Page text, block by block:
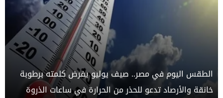
الطقس اليوم في مصر.. صيف يوليو يفرض كلمته برطوبة
خانقة والأرصاد تدعو للحذر من الحرارة في ساعات الذروة